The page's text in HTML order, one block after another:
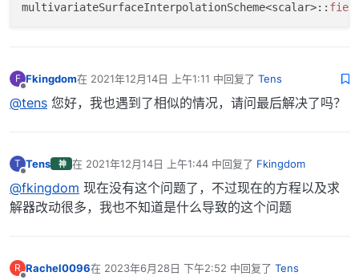
multivariateSurfaceInterpolationScheme<scalar>::
   fields.
add(Y[i]);
}
IOobject
   (
"alphaRho2Phi" ,
       runTime.
timeName(),
IOobject
::AUTO_WRITE
   ),
F Fkingdom在 2021年12月14日 上午1:11 中回复了 Tens
最后由 编辑
@tens 您好，我也遇到了相似的情况，请问最后解决了吗？
T Tens 神 在 2021年12月14日 上午1:44中回复了 Fkingdom
最后由 编辑
@fkingdom 现在没有这个问题了，不过现在的方程以及求
解器改动很多，我也不知道是什么导致的这个问题
R Rachel0096在 2023年6月28日 下午2:52 中回复了 Tens
最后由 编辑